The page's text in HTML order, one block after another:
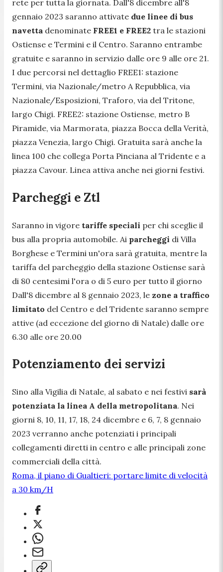
rete per tutta la giornata. Dall'8 dicembre all'8
gennaio 2023 saranno attivate due linee di bus
navetta denominate FREE1 e FREE2 tra le stazioni
Ostiense e Termini e il Centro. Saranno entrambe
gratuite e saranno in servizio dalle ore 9 alle ore 21.
I due percorsi nel dettaglio FREE1: stazione
Termini, via Nazionale/metro A Repubblica, via
Nazionale/Esposizioni, Traforo, via del Tritone,
largo Chigi. FREE2: stazione Ostiense, metro B
Piramide, via Marmorata, piazza Bocca della Verità,
piazza Venezia, largo Chigi. Gratuita sarà anche la
linea 100 che collega Porta Pinciana al Tridente e a
piazza Cavour. Linea attiva anche nei giorni festivi.
Parcheggi e Ztl
Saranno in vigore tariffe speciali per chi sceglie il
bus alla propria automobile. Ai parcheggi di Villa
Borghese e Termini un'ora sarà gratuita, mentre la
tariffa del parcheggio della stazione Ostiense sarà
di 80 centesimi l'ora o di 5 euro per tutto il giorno
Dall'8 dicembre al 8 gennaio 2023, le zone a traffico
limitato del Centro e del Tridente saranno sempre
attive (ad eccezione del giorno di Natale) dalle ore
6.30 alle ore 20.00
Potenziamento dei servizi
Sino alla Vigilia di Natale, al sabato e nei festivi sarà
potenziata la linea A della metropolitana. Nei
giorni 8, 10, 11, 17, 18, 24 dicembre e 6, 7, 8 gennaio
2023 verranno anche potenziati i principali
collegamenti diretti in centro e alle principali zone
commerciali della città.
Roma, il piano di Gualtieri: portare limite di velocità
a 30 km/H